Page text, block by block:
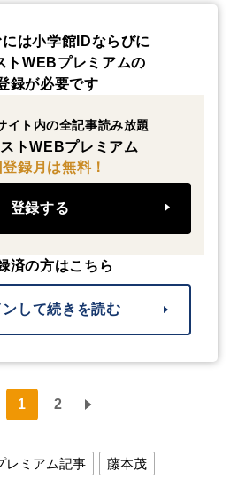
は小学館IDならびに
トWEBプレミアムの
録が必要です
イト内の全記事読み放題
トWEBプレミアム
録月は無料！
登録する
済の方はこちら
ンして続きを読む
1 2
レミアム記事 藤本茂